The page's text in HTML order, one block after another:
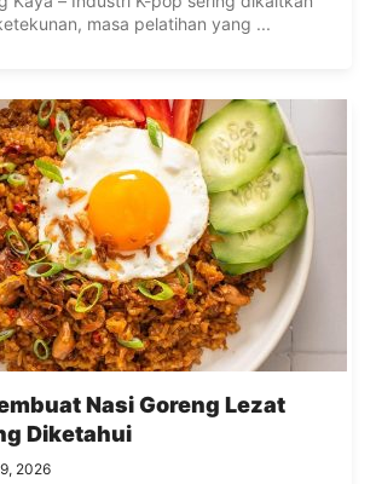
masa pelatihan yang ...
Nasi Goreng Lezat
Diketahui
2026